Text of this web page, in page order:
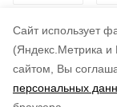
Cайт использует
(Яндекс.Метрика и
сайтом, Вы
персональных
поддержка
по